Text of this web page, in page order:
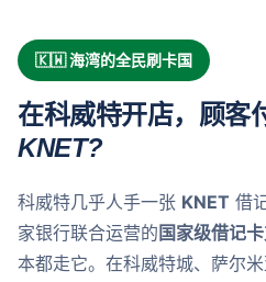
🇰🇼 海湾的全民刷卡国
在科威特开店，顾客
KNET?
科威特几乎人手一张 KNET 借
家银行联合运营的 国家级借记
本都走它。在科威特城、萨尔